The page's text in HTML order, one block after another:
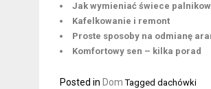
Jak wymieniać świece
Kafelkowanie i remont
Proste sposoby na odmianę
Komfortowy sen – kilka porad
Posted in Dom Tagged dachówki